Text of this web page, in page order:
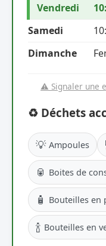
Vendredi
Samedi
Dimanche
⚠️ Signaler une
♻️ Déchets
💡 Ampoules
🥫 Boites de
🧴 Bouteilles en
🍾 Bouteilles en